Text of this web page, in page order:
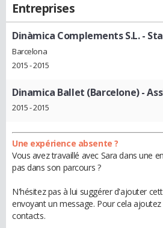
Entreprises
Dinàmica Complements S.L.-
Barcelona
2015 - 2015
Dinamica Ballet (Barcelone)-
2015 - 2015
Une expérience absente ?
Vous avez travaillé avec Sara dans une
pas dans son parcours ?
N'hésitez pas à lui suggérer d'ajouter
envoyant un message. Pour cela
contacts.